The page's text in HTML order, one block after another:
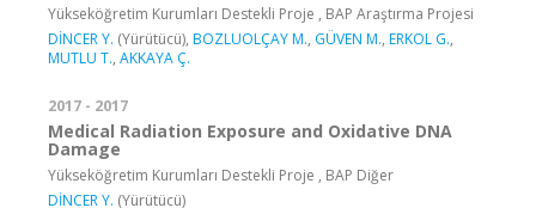
Yükseköğretim Kurumları Destekli Proje , BAP Araştırma Projesi
DİNCER Y. (Yürütücü), BOZLUOLÇAY M., GÜVEN M., ERKOL G.,
MUTLU T., AKKAYA Ç.
2017 - 2017
Medical Radiation Exposure and Oxidative DNA
Damage
Yükseköğretim Kurumları Destekli Proje , BAP Diğer
DİNCER Y. (Yürütücü)